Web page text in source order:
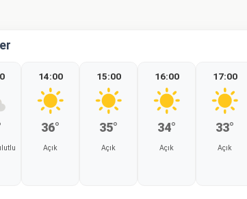
14:00
36°
Açık
15:00
35°
Açık
16:00
34°
Açık
17:00
33°
Açık